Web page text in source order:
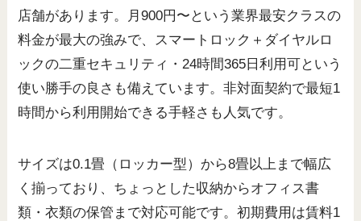
店舗があります。月900円〜という業界最安クラスの
料金が最大の強みで、スマートロック＋ダイヤルロ
ックの二重セキュリティ・24時間365日利用可という
使い勝手の良さも備えています。非対面契約で最短1
時間から利用開始できる手軽さも人気です。
サイズは0.1畳（ロッカー型）から8畳以上まで幅広
く揃っており、ちょっとした収納からオフィス書
類・衣類の保管まで対応可能です。初期費用は賃料1